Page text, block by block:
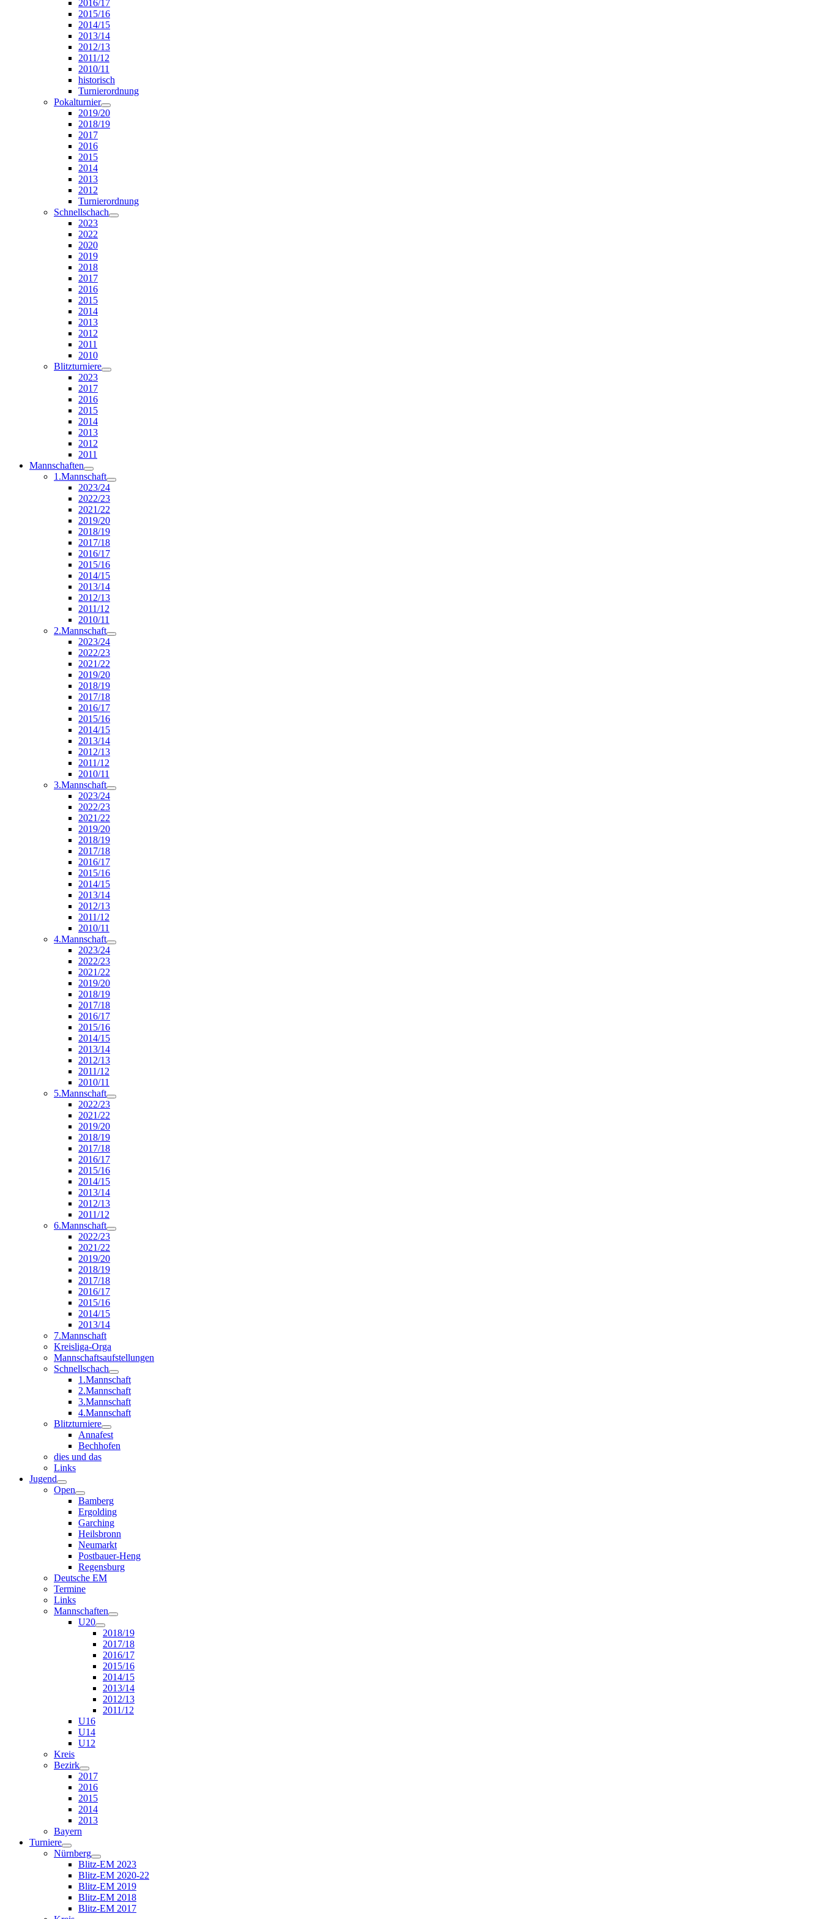
2016/17
2015/16
2014/15
2013/14
2012/13
2011/12
2010/11
historisch
Turnierordnung
Pokalturnier
2019/20
2018/19
2017
2016
2015
2014
2013
2012
Turnierordnung
Schnellschach
2023
2022
2020
2019
2018
2017
2016
2015
2014
2013
2012
2011
2010
Blitzturniere
2023
2017
2016
2015
2014
2013
2012
2011
Mannschaften
1.Mannschaft
2023/24
2022/23
2021/22
2019/20
2018/19
2017/18
2016/17
2015/16
2014/15
2013/14
2012/13
2011/12
2010/11
2.Mannschaft
2023/24
2022/23
2021/22
2019/20
2018/19
2017/18
2016/17
2015/16
2014/15
2013/14
2012/13
2011/12
2010/11
3.Mannschaft
2023/24
2022/23
2021/22
2019/20
2018/19
2017/18
2016/17
2015/16
2014/15
2013/14
2012/13
2011/12
2010/11
4.Mannschaft
2023/24
2022/23
2021/22
2019/20
2018/19
2017/18
2016/17
2015/16
2014/15
2013/14
2012/13
2011/12
2010/11
5.Mannschaft
2022/23
2021/22
2019/20
2018/19
2017/18
2016/17
2015/16
2014/15
2013/14
2012/13
2011/12
6.Mannschaft
2022/23
2021/22
2019/20
2018/19
2017/18
2016/17
2015/16
2014/15
2013/14
7.Mannschaft
Kreisliga-Orga
Mannschaftsaufstellungen
Schnellschach
1.Mannschaft
2.Mannschaft
3.Mannschaft
4.Mannschaft
Blitzturniere
Annafest
Bechhofen
dies und das
Links
Jugend
Open
Bamberg
Ergolding
Garching
Heilsbronn
Neumarkt
Postbauer-Heng
Regensburg
Deutsche EM
Termine
Links
Mannschaften
U20
2018/19
2017/18
2016/17
2015/16
2014/15
2013/14
2012/13
2011/12
U16
U14
U12
Kreis
Bezirk
2017
2016
2015
2014
2013
Bayern
Turniere
Nürnberg
Blitz-EM 2023
Blitz-EM 2020-22
Blitz-EM 2019
Blitz-EM 2018
Blitz-EM 2017